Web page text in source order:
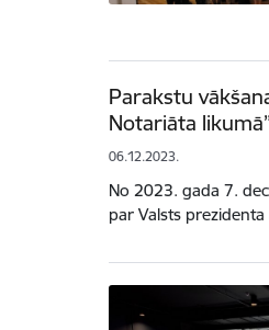
Parakstu
Notariāta
06.12.2023.
No 2023. gada 7.
par Valsts